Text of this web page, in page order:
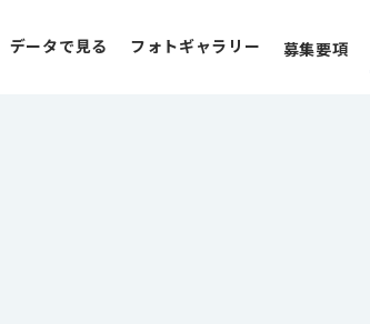
データで見る フォトギャラリー 募集要項